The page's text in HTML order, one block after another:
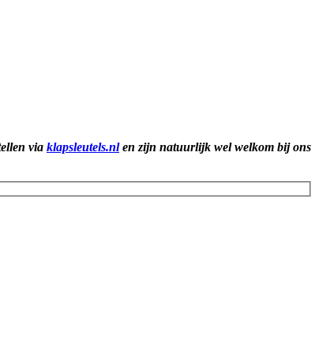
via klapsleutels.nlen zijn natuurlijk wel welkom bij ons